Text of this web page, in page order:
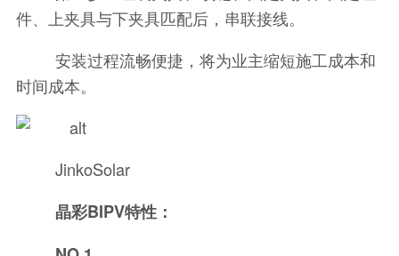
件、上夹具与下夹具匹配后，串联接线。
安装过程流畅便捷，将为业主缩短施工成本和
时间成本。
JinkoSolar
晶彩BIPV特性：